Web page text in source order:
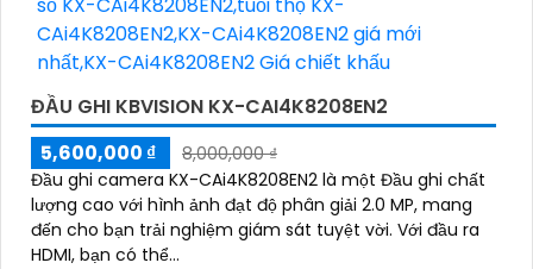
ĐẦU GHI KBVISION KX-CAI4K8208EN2
5,600,000 ₫
8,000,000 ₫
Đầu ghi camera KX-CAi4K8208EN2 là một Đầu ghi chất
lượng cao với hình ảnh đạt độ phân giải 2.0 MP, mang
đến cho bạn trải nghiệm giám sát tuyệt vời. Với đầu ra
HDMI, bạn có thể...